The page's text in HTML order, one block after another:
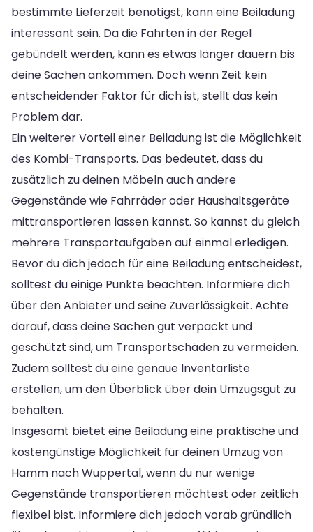
bestimmte Lieferzeit benötigst, kann eine Beiladung
interessant sein. Da die Fahrten in der Regel
gebündelt werden, kann es etwas länger dauern bis
deine Sachen ankommen. Doch wenn Zeit kein
entscheidender Faktor für dich ist, stellt das kein
Problem dar.
Ein weiterer Vorteil einer Beiladung ist die Möglichkeit
des Kombi-Transports. Das bedeutet, dass du
zusätzlich zu deinen Möbeln auch andere
Gegenstände wie Fahrräder oder Haushaltsgeräte
mittransportieren lassen kannst. So kannst du gleich
mehrere Transportaufgaben auf einmal erledigen.
Bevor du dich jedoch für eine Beiladung entscheidest,
solltest du einige Punkte beachten. Informiere dich
über den Anbieter und seine Zuverlässigkeit. Achte
darauf, dass deine Sachen gut verpackt und
geschützt sind, um Transportschäden zu vermeiden.
Zudem solltest du eine genaue Inventarliste
erstellen, um den Überblick über dein Umzugsgut zu
behalten.
Insgesamt bietet eine Beiladung eine praktische und
kostengünstige Möglichkeit für deinen Umzug von
Hamm nach Wuppertal, wenn du nur wenige
Gegenstände transportieren möchtest oder zeitlich
flexibel bist. Informiere dich jedoch vorab gründlich